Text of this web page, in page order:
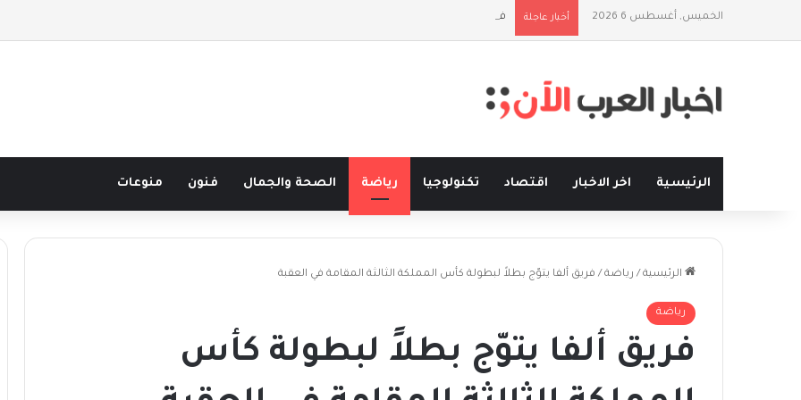
الخميس, أغسطس 6 2026 أخبار عاجلة فلسفة الخيط والموج: نصف قرن في مدرسة البحر مع غسان المزيدي
الرئيسية اخر الاخبار اقتصاد تكنولوجيا رياضة الصحة والجمال فنون منوعات
الرئيسية / رياضة / فريق ألفا يتوّج بطلاً لبطولة كأس المملكة الثالثة المقامة في العقبة
رياضة
فريق ألفا يتوّج بطلاً لبطولة كأس